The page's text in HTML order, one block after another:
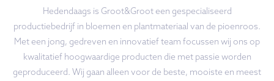
Hedendaags is Groot&Groot een gespecialiseerd
productiebedrijf in bloemen en plantmateriaal van de pioenroos.
Met een jong, gedreven en innovatief team focussen wij ons op
kwalitatief hoogwaardige producten die met passie worden
geproduceerd. Wij gaan alleen voor de beste, mooiste en meest